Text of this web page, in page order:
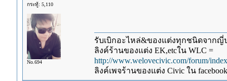
กระทู้: 5,110
No.694
รับเบิกอะไหล่&ของแต่งทุกชนิดจากญี่
ลิงค์ร้านของแต่ง EK,etcใน WLC =
http://www.welovecivic.com/forum/
ลิงค์เพจร้านของแต่ง Civic ใน